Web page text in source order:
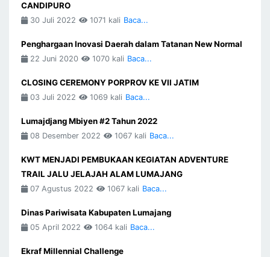
CANDIPURO
30 Juli 2022 1071 kali Baca...
Penghargaan Inovasi Daerah dalam Tatanan New Normal
22 Juni 2020 1070 kali Baca...
CLOSING CEREMONY PORPROV KE VII JATIM
03 Juli 2022 1069 kali Baca...
Lumajdjang Mbiyen #2 Tahun 2022
08 Desember 2022 1067 kali Baca...
KWT MENJADI PEMBUKAAN KEGIATAN ADVENTURE
TRAIL JALU JELAJAH ALAM LUMAJANG
07 Agustus 2022 1067 kali Baca...
Dinas Pariwisata Kabupaten Lumajang
05 April 2022 1064 kali Baca...
Ekraf Millennial Challenge